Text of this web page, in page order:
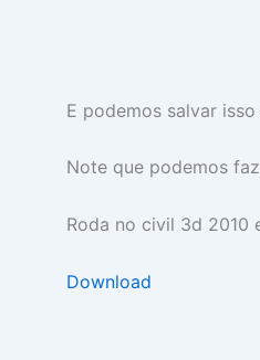
E podemos salvar
Note que podemos
Roda no civil 3d 2010
Download